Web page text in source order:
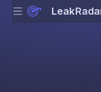
Menu